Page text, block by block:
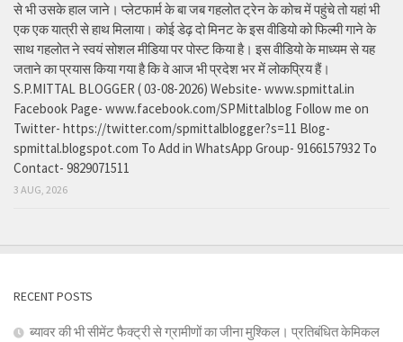
से भी उसके हाल जाने। प्लेटफार्म के बा जब गहलोत ट्रेन के कोच में पहुंचे तो यहां भी
एक एक यात्री से हाथ मिलाया। कोई डेढ़ दो मिनट के इस वीडियो को फिल्मी गाने के
साथ गहलोत ने स्वयं सोशल मीडिया पर पोस्ट किया है। इस वीडियो के माध्यम से यह
जताने का प्रयास किया गया है कि वे आज भी प्रदेश भर में लोकप्रिय हैं।
S.P.MITTAL BLOGGER ( 03-08-2026) Website- www.spmittal.in
Facebook Page- www.facebook.com/SPMittalblog Follow me on
Twitter- https://twitter.com/spmittalblogger?s=11 Blog-
spmittal.blogspot.com To Add in WhatsApp Group- 9166157932 To
Contact- 9829071511
3 AUG, 2026
RECENT POSTS
ब्यावर की भी सीमेंट फैक्ट्री से ग्रामीणों का जीना मुश्किल। प्रतिबंधित केमिकल